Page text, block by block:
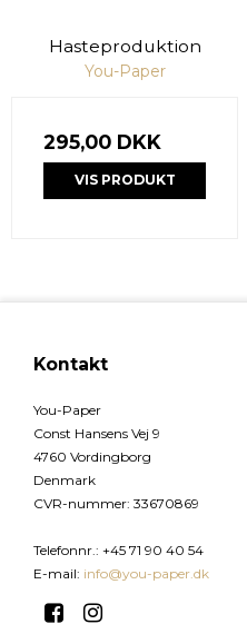
Hasteproduktion
You-Paper
295,00 DKK
VIS PRODUKT
Kontakt
You-Paper
Const Hansens Vej 9
4760 Vordingborg
Denmark
CVR-nummer: 33670869
Telefonnr. : +45 71 90 40 54
E-mail: info@you-paper.dk